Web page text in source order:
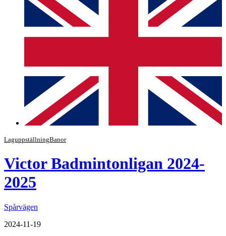
LaguppställningBanor
Victor Badmintonligan 2024-
2025
Spårvägen
2024-11-19